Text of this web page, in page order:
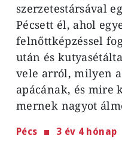
szerzetestársával
Pécsett él, ahol
felnőttképzéssel
után és
vele arról, milyen
apácának, és mire
mernek nagyot
Pécs 3 év 4 hónap